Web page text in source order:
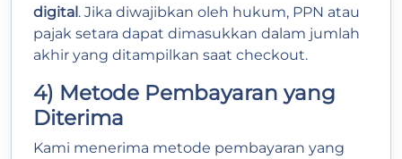
digital. Jika diwajibkan oleh hukum, PPN atau
pajak setara dapat dimasukkan dalam jumlah
akhir yang ditampilkan saat checkout.
4) Metode Pembayaran yang
Diterima
Kami menerima metode pembayaran yang